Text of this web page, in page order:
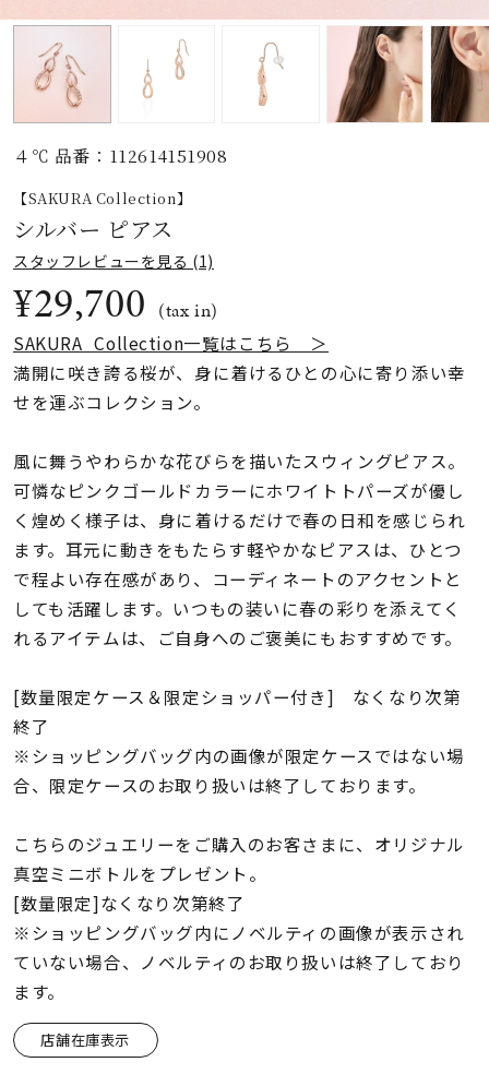
誕生石
モチーフ
ファッションテイス
ト
着用シーン
コレクション
レディース
リングサイズ
～
メンズ
リングサイズ
～
価格 ¥0
在庫 在庫ありのみ すべて表示
４℃ 品番：112614151908
【SAKURA Collection】
シルバー ピアス
スタッフレビューを見る (1)
¥29,700 (tax in)
SAKURA Collection一覧はこちら ＞
満開に咲き誇る桜が、身に着けるひとの心に寄り添い幸
せを運ぶコレクション。
風に舞うやわらかな花びらを描いたスウィングピアス。
可憐なピンクゴールドカラーにホワイトトパーズが優し
く煌めく様子は、身に着けるだけで春の日和を感じられ
ます。耳元に動きをもたらす軽やかなピアスは、ひとつ
で程よい存在感があり、コーディネートのアクセントと
しても活躍します。いつもの装いに春の彩りを添えてく
れるアイテムは、ご自身へのご褒美にもおすすめです。
[数量限定ケース＆限定ショッパー付き] なくなり次第
終了
※ショッピングバッグ内の画像が限定ケースではない場
合、限定ケースのお取り扱いは終了しております。
こちらのジュエリーをご購入のお客さまに、オリジナル
真空ミニボトルをプレゼント。
[数量限定]なくなり次第終了
※ショッピングバッグ内にノベルティの画像が表示され
ていない場合、ノベルティのお取り扱いは終了しており
ます。
店舗在庫表示